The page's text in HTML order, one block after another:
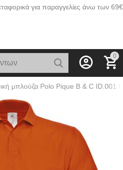
για παραγγελίες άνω των 69€
0